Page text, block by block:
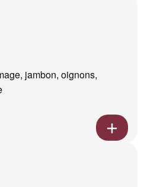
jambon, oignons,